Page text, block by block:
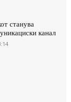
станува
канал